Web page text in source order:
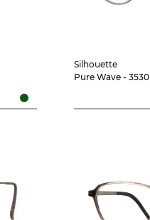
Silhouette
Pure Wave - 3530